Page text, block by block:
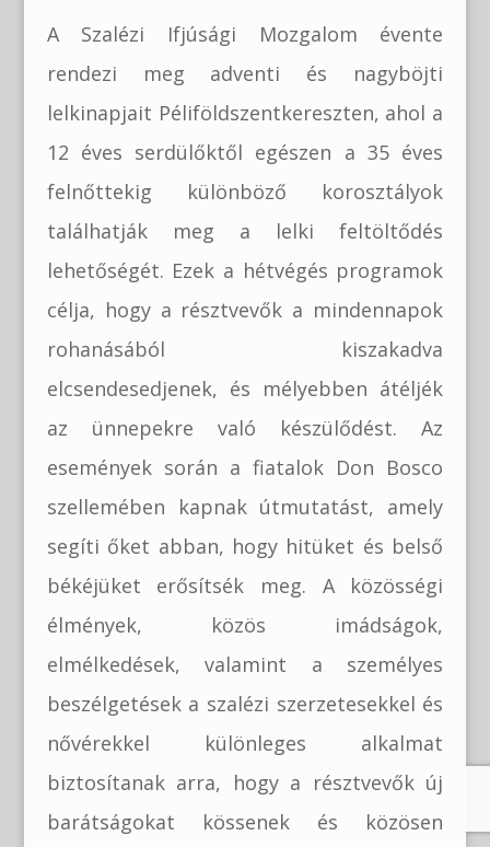
A Szalézi Ifjúsági Mozgalom évente
rendezi meg adventi és nagyböjti
lelkinapjait Péliföldszentkereszten, ahol a
12 éves serdülőktől egészen a 35 éves
felnőttekig különböző korosztályok
találhatják meg a lelki feltöltődés
lehetőségét. Ezek a hétvégés programok
célja, hogy a résztvevők a mindennapok
rohanásából kiszakadva
elcsendesedjenek, és mélyebben átéljék
az ünnepekre való készülődést. Az
események során a fiatalok Don Bosco
szellemében kapnak útmutatást, amely
segíti őket abban, hogy hitüket és belső
békéjüket erősítsék meg. A közösségi
élmények, közös imádságok,
elmélkedések, valamint a személyes
beszélgetések a szalézi szerzetesekkel és
nővérekkel különleges alkalmat
biztosítanak arra, hogy a résztvevők új
barátságokat kössenek és közösen